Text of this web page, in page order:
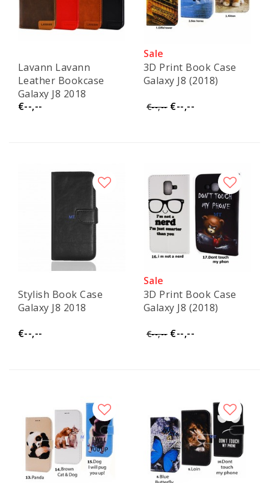
Lavann Lavann
Leather Bookcase
Galaxy J8 2018
€--,--
Sale
3D Print Book Case
Galaxy J8 (2018)
€--,-- €--,--
Stylish Book Case
Galaxy J8 2018
€--,--
Sale
3D Print Book Case
Galaxy J8 (2018)
€--,-- €--,--